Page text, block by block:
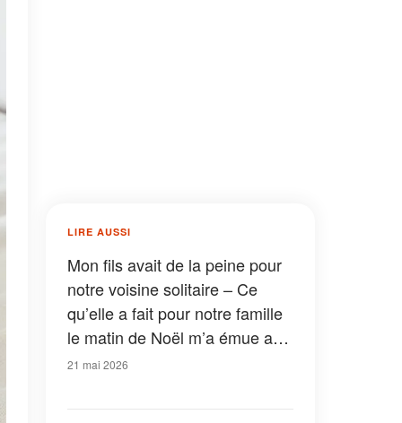
LIRE AUSSI
Mon fils avait de la peine pour
notre voisine solitaire – Ce
qu’elle a fait pour notre famille
le matin de Noël m’a émue aux
larmes
21 mai 2026